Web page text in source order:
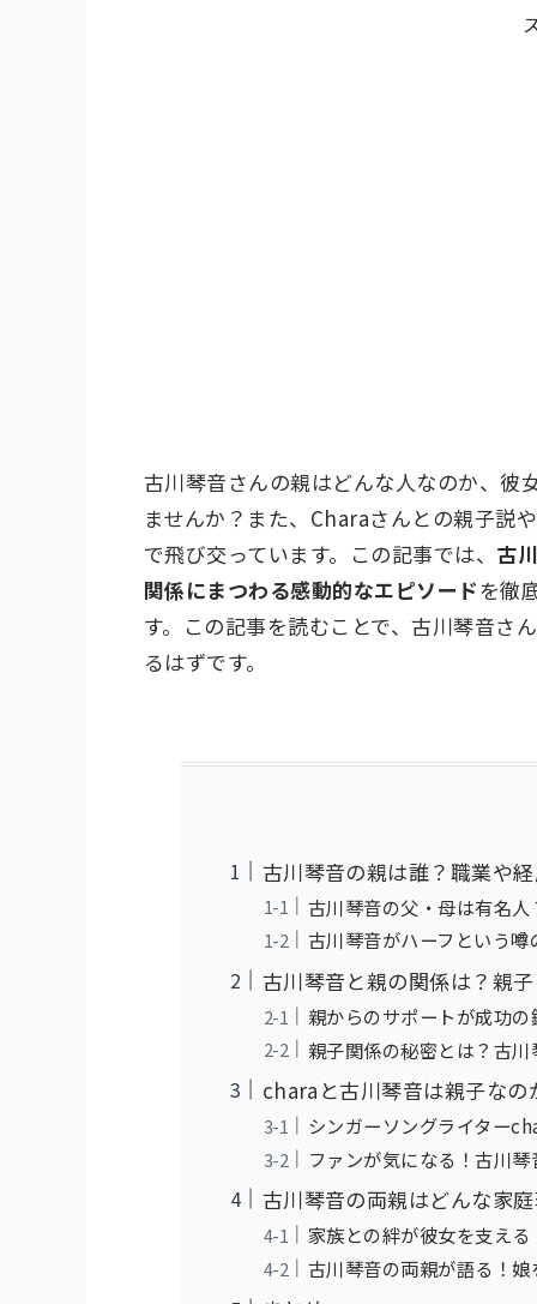
古川琴音さんの親はどんな人なのか、彼
ませんか？また、Charaさんとの親子説
で飛び交っています。この記事では、 古
関係にまつわる感動的なエピソードを徹
す。この記事を読むことで、古川琴音さ
るはずです。
古川琴音の親は誰？職業や
古川琴音の父・母は有名
古川琴音がハーフという
古川琴音と親の関係は？親
親からのサポートが成功
親子関係の秘密とは？古
charaと古川琴音は親子なの
シンガーソングライター
ファンが気になる！古川
古川琴音の両親はどんな家
家族との絆が彼女を支え
古川琴音の両親が語る！